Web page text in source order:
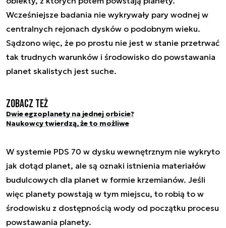
Wcześniejsze badania nie wykrywały pary wodnej w
centralnych rejonach dysków o podobnym wieku.
Sądzono więc, że po prostu nie jest w stanie przetrwać
tak trudnych warunków i środowisko do powstawania
planet skalistych jest suche.
Zobacz też
Dwie egzoplanety na jednej orbicie?
Naukowcy twierdzą, że to możliwe
W systemie PDS 70 w dysku wewnętrznym nie wykryto
jak dotąd planet, ale są oznaki istnienia materiałów
budulcowych dla planet w formie krzemianów. Jeśli
więc planety powstają w tym miejscu, to robią to w
środowisku z dostępnością wody od początku procesu
powstawania planety.